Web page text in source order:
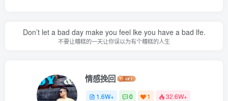
Don’t let a bad day make you feel lke you have a bad lfe.
不要让糟糕的一天让你误以为有个糟糕的人生
情感挽回
1.6W+ 0 1 32.6W+